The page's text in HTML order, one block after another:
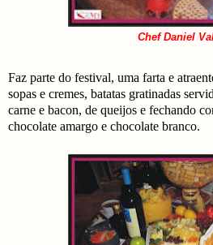
Chef Daniel
Faz parte do festival, uma farta e
sopas e cremes, batatas gratinadas
carne e bacon, de queijos e fechando
chocolate amargo e chocolate branco.